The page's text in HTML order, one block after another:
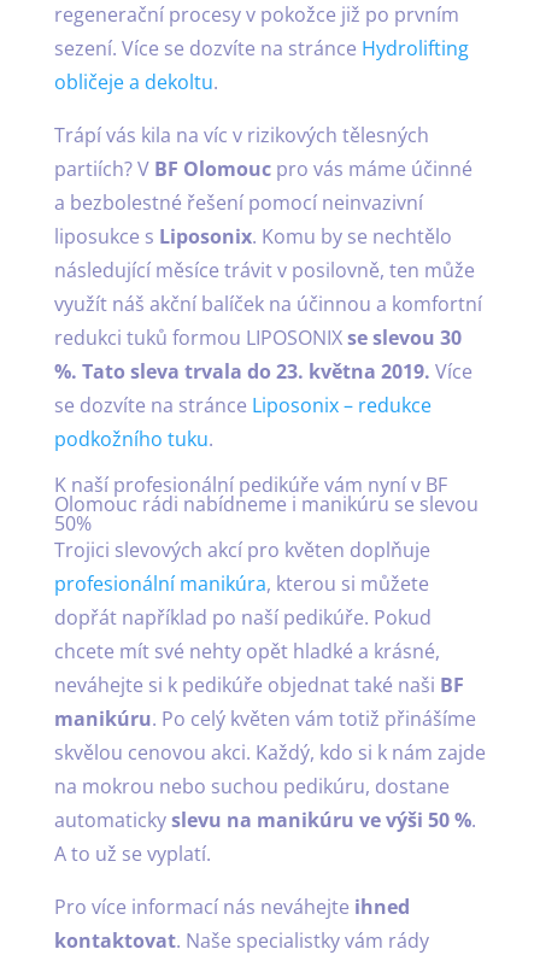
regenerační procesy v pokožce již po prvním
sezení. Více se dozvíte na stránce Hydrolifting
obličeje a dekoltu.
Trápí vás kila na víc v rizikových tělesných
partiích? V BF Olomoucpro vás máme účinné
a bezbolestné řešení pomocí neinvazivní
liposukce s Liposonix. Komu by se nechtělo
následující měsíce trávit v posilovně, ten může
využít náš akční balíček na účinnou a komfortní
redukci tuků formou LIPOSONIXse slevou 30
%. Tato sleva trvala do 23. května 2019. Více
se dozvíte na stránce Liposonix – redukce
podkožního tuku.
K naší profesionální pedikúře vám nyní v BF
Olomouc rádi nabídneme i manikúru se slevou
50%
Trojici slevových akcí pro květen doplňuje
profesionální manikúra, kterou si můžete
dopřát například po naší pedikúře. Pokud
chcete mít své nehty opět hladké a krásné,
neváhejte si k pedikúře objednat také naši BF
manikúru. Po celý květen vám totiž přinášíme
skvělou cenovou akci. Každý, kdo si k nám zajde
na mokrou nebo suchou pedikúru, dostane
automatickyslevu na manikúru ve výši 50 %.
A to už se vyplatí.
Pro více informací nás neváhejte ihned
kontaktovat. Naše specialistky vám rády